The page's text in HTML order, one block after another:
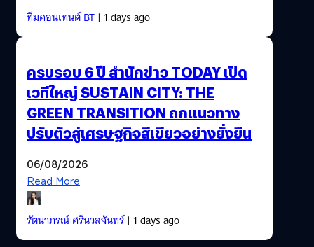
ทีมคอนเทนต์ BT| 1 days ago
ครบรอบ 6 ปี สำนักข่าว TODAY เปิด
เวทีใหญ่ SUSTAIN CITY: THE
GREEN TRANSITION ถกแนวทาง
ปรับตัวสู่เศรษฐกิจสีเขียวอย่างยั่งยืน
06/08/2026
Read More
รัตนาภรณ์ ศรีนวลจันทร์| 1 days ago